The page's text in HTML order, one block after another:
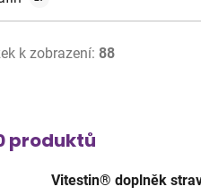
k zobrazení: 88
produktů
Vitestin® doplněk